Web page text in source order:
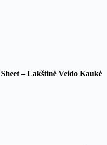
– Lakštinė Veido Kaukė